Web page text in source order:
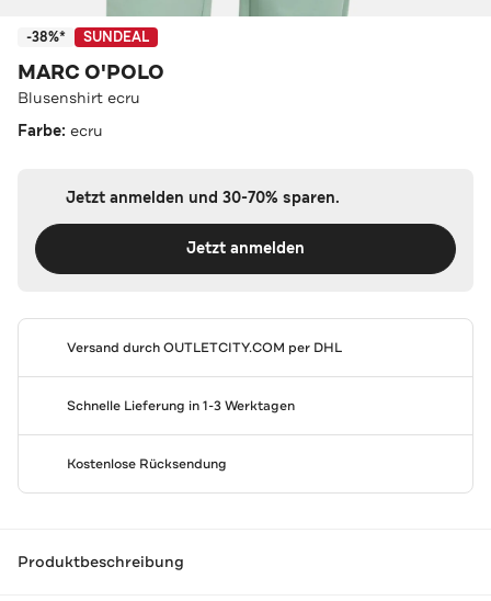
-38%* SUNDEAL
MARC O'POLO
Blusenshirt ecru
Farbe: ecru
Jetzt anmelden und 30-70% sparen.
Jetzt anmelden
Versand durchOUTLETCITY.COM per DHL
Schnelle Lieferung in 1-3 Werktagen
Kostenlose Rücksendung
Produktbeschreibung